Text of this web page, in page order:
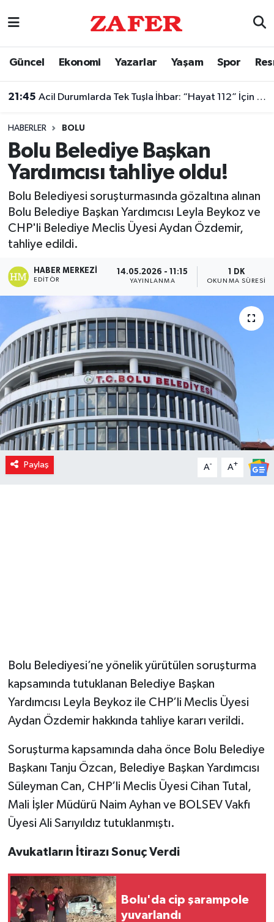
Güncel Ekonomi Yazarlar Yaşam Spor
21:45 Acil Durumlarda Tek Tuşla İhbar: “Hayat 112” İçin Kamu Spotu Yayında
HABERLER BOLU
Bolu Belediye Başkan
Yardımcısı tahliye oldu!
Bolu Belediyesi soruşturmasında gözaltına alınan
Bolu Belediye Başkan Yardımcısı Leyla Beykoz ve
CHP'li Belediye Meclis Üyesi Aydan Özdemir,
tahliye edildi.
HABER MERKEZI
EDITÖR
14.05.2026 - 11:15
YAYINLANMA
1 DK
OKUNMA SÜRESI
Paylaş A- A+
Bolu Belediyesi’ne yönelik yürütülen soruşturma
kapsamında tutuklanan Belediye Başkan
Yardımcısı Leyla Beykoz ile CHP’li Meclis Üyesi
Aydan Özdemir hakkında tahliye kararı verildi.
Soruşturma kapsamında daha önce Bolu Belediye
Başkanı Tanju Özcan, Belediye Başkan Yardımcısı
Süleyman Can, CHP’li Meclis Üyesi Cihan Tutal,
Mali İşler Müdürü Naim Ayhan ve BOLSEV Vakfı
Üyesi Ali Sarıyıldız tutuklanmıştı.
Avukatların İtirazı Sonuç Verdi
Bolu'da cip şarampole
yuvarlandı
Nöbetçi Eczaneler
Trafik Durumu
Süper Lig Puan Durumu ve Fikstür
Tüm Manşetler
Son Dakika Haberleri
Haber Arşivi